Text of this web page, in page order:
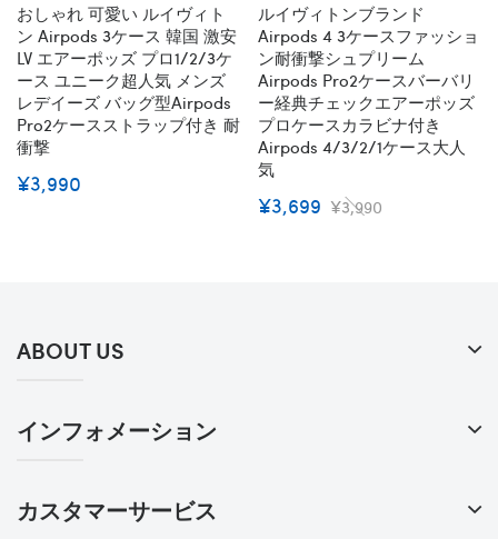
おしゃれ 可愛い ルイヴィト
ン Airpods 3ケース 韓国 激安
LV エアーポッズ プロ1/2/3ケ
ース ユニーク超人気 メンズ
レデイーズ バッグ型airpods
Pro2ケースストラップ付き 耐
衝撃
¥3,990
ルイヴィトンブランド
Airpods 4 3ケースファッショ
ン耐衝撃シュプリーム
Airpods Pro2ケースバーバリ
ー経典チェックエアーポッズ
プロケースカラビナ付き
Airpods 4/3/2/1ケース大人
気
¥3,699 ¥3,990
ABOUT US
インフォメーション
カスタマーサービス